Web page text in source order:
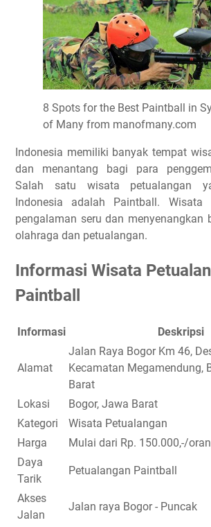
8 Spots for the Best Paintball in
of Many from manofmany.com
Indonesia memiliki banyak tempat
dan menantang bagi para
Salah satu wisata petualangan
Indonesia adalah Paintball. Wisata
pengalaman seru dan menyenangkan
olahraga dan petualangan.
Informasi Wisata
Paintball
Informasi Deskripsi
Alamat
Jalan Raya Bogor Km 46,
Kecamatan Megamendung,
Barat
Lokasi
Bogor, Jawa Barat
Kategori
Wisata Petualangan
Harga
Mulai dari Rp. 150.000,-/
Daya
Tarik
Petualangan Paintball
Akses
Jalan
Jalan raya Bogor - Puncak